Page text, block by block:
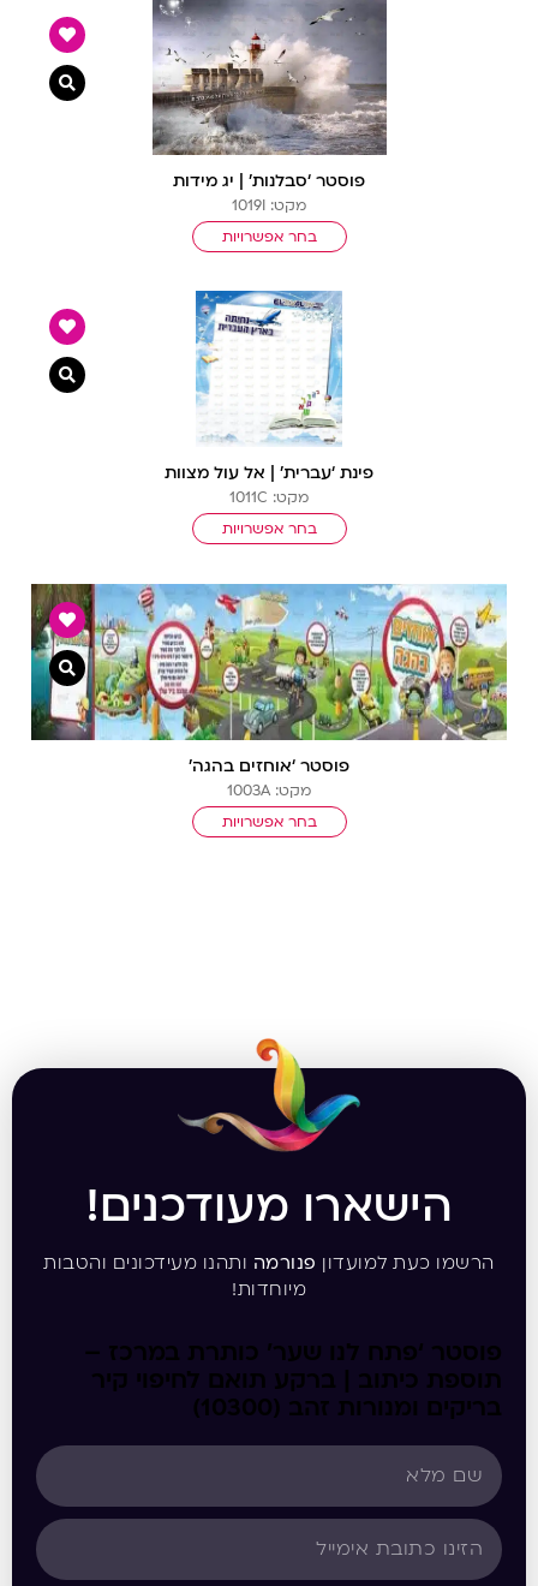
פוסטר ‘סבלנות’ | יג מידות
מקט: 1019I
בחר אפשרויות
צפייה
פינת ‘עברית’ | אל עול מצוות
מקט: 1011C
בחר אפשרויות
צפייה
פוסטר ‘אוחזים בהגה’
מקט: 1003A
בחר אפשרויות
צפייה
הישארו מעודכנים!
הרשמו כעת למועדון פנורמה ותהנו מעידכונים והטבות
מיוחדות!
פוסטר ‘פתח לנו שער’ כותרת במרכז –
תוספת כיתוב | ברקע תואם לחיפוי קיר
בריקים ומנורות זהב (10300)